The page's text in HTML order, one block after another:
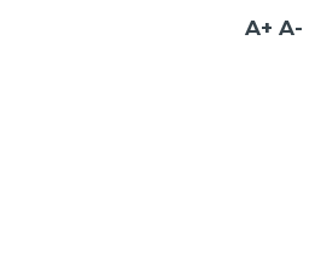
A+ A-